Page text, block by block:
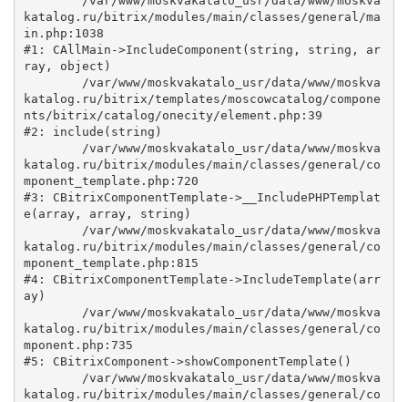
katalog.ru/bitrix/modules/main/classes/general/ma
in.php:1038
#1: CAllMain->IncludeComponent(string, string, ar
ray, object)
katalog.ru/bitrix/templates/moscowcatalog/compone
nts/bitrix/catalog/onecity/element.php:39
#2: include(string)
katalog.ru/bitrix/modules/main/classes/general/co
mponent_template.php:720
#3: CBitrixComponentTemplate->__IncludePHPTemplat
e(array, array, string)
katalog.ru/bitrix/modules/main/classes/general/co
mponent_template.php:815
#4: CBitrixComponentTemplate->IncludeTemplate(arr
ay)
katalog.ru/bitrix/modules/main/classes/general/co
mponent.php:735
#5: CBitrixComponent->showComponentTemplate()
katalog.ru/bitrix/modules/main/classes/general/co